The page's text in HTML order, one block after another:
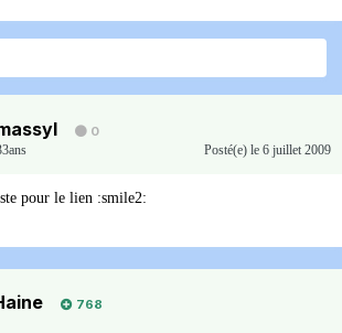
0
Posté(e) le 6 juillet 2009
pour le lien :smile2:
768